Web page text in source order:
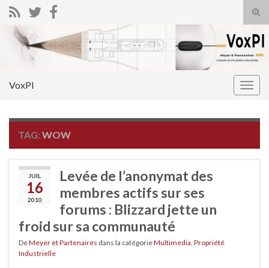
Search for:
VoxPI
TAG: WOW
JUIL
16
2010
Levée de l’anonymat des
membres actifs sur ses
forums : Blizzard jette un
froid sur sa communauté
DeMeyer et Partenaires dans la catégorieMultimedia Propriété
Industrielle